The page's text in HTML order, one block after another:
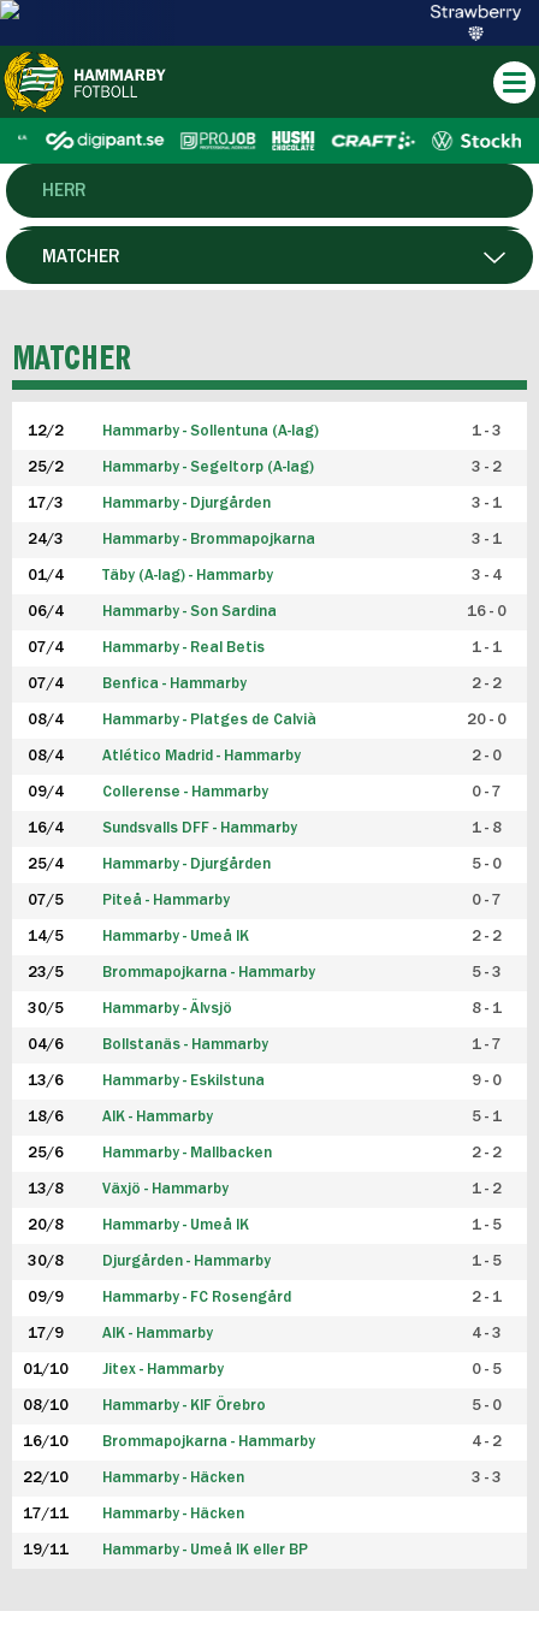
HERR
DAM
P19
F19
FUTSAL HERR
FUTSAL DAM
MATCHER
MATCHER
12/2 Hammarby - Sollentuna (A-lag) 1 - 3
25/2 Hammarby - Segeltorp (A-lag) 3 - 2
17/3 Hammarby - Djurgården 3 - 1
24/3 Hammarby - Brommapojkarna 3 - 1
01/4 Täby (A-lag) - Hammarby 3 - 4
06/4 Hammarby - Son Sardina 16 - 0
07/4 Hammarby - Real Betis 1 - 1
07/4 Benfica - Hammarby 2 - 2
08/4 Hammarby - Platges de Calvià 20 - 0
08/4 Atlético Madrid - Hammarby 2 - 0
09/4 Collerense - Hammarby 0 - 7
16/4 Sundsvalls DFF - Hammarby 1 - 8
25/4 Hammarby - Djurgården 5 - 0
07/5 Piteå - Hammarby 0 - 7
14/5 Hammarby - Umeå IK 2 - 2
23/5 Brommapojkarna - Hammarby 5 - 3
30/5 Hammarby - Älvsjö 8 - 1
04/6 Bollstanäs - Hammarby 1 - 7
13/6 Hammarby - Eskilstuna 9 - 0
18/6 AIK - Hammarby 5 - 1
25/6 Hammarby - Mallbacken 2 - 2
13/8 Växjö - Hammarby 1 - 2
20/8 Hammarby - Umeå IK 1 - 5
30/8 Djurgården - Hammarby 1 - 5
09/9 Hammarby - FC Rosengård 2 - 1
17/9 AIK - Hammarby 4 - 3
01/10 Jitex - Hammarby 0 - 5
08/10 Hammarby - KIF Örebro 5 - 0
16/10 Brommapojkarna - Hammarby 4 - 2
22/10 Hammarby - Häcken 3 - 3
17/11 Hammarby - Häcken
19/11 Hammarby - Umeå IK eller BP